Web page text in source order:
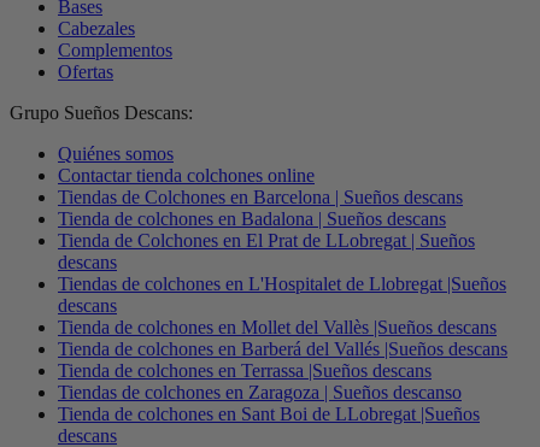
Bases
Cabezales
Complementos
Ofertas
Grupo Sueños Descans:
Quiénes somos
Contactar tienda colchones online
Tiendas de Colchones en Barcelona | Sueños descans
Tienda de colchones en Badalona | Sueños descans
Tienda de Colchones en El Prat de LLobregat | Sueños
descans
Tiendas de colchones en L'Hospitalet de Llobregat |Sueños
descans
Tienda de colchones en Mollet del Vallès |Sueños descans
Tienda de colchones en Barberá del Vallés |Sueños descans
Tienda de colchones en Terrassa |Sueños descans
Tiendas de colchones en Zaragoza | Sueños descanso
Tienda de colchones en Sant Boi de LLobregat |Sueños
descans